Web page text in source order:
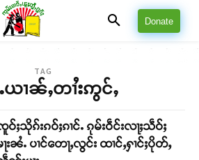
Donate
TAG
ၢၼ်ႇတၢႆးဢွင်ႇ
ဝ်ႈသိုၵ်းၵဝ်ႈၵၢင်ႉ ၵုမ်းဝဵင်းလႃႈသဵဝ်ႈ
ႃးၼႆႉ ပၢင်တေႃႇလွင်း ထၢင်ႇႁၢင်ႈပိုတ်ႇ